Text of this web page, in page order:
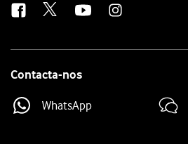
Contacta-nos
WhatsApp